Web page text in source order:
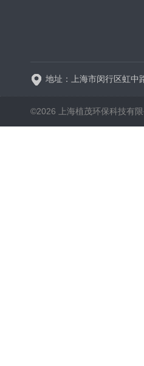
地址：上海市闵行区虹中
©2026 上海植茂环保科技有